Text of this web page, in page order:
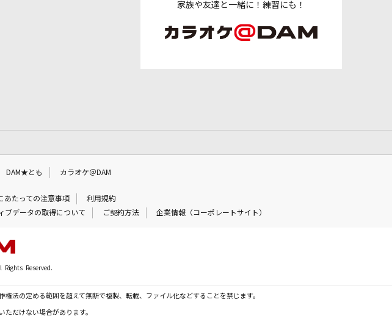
家族や友達と一緒に！練習にも！
DAM★とも カラオケ＠DAM
あたっての注意事項
利用規約
ブデータの取得について ご契約方法 企業情報（コーポレートサイト）
Rights Reserved.
法の定める範囲を超えて無断で複製、転載、ファイル化などすることを禁じます。
ただけない場合があります。